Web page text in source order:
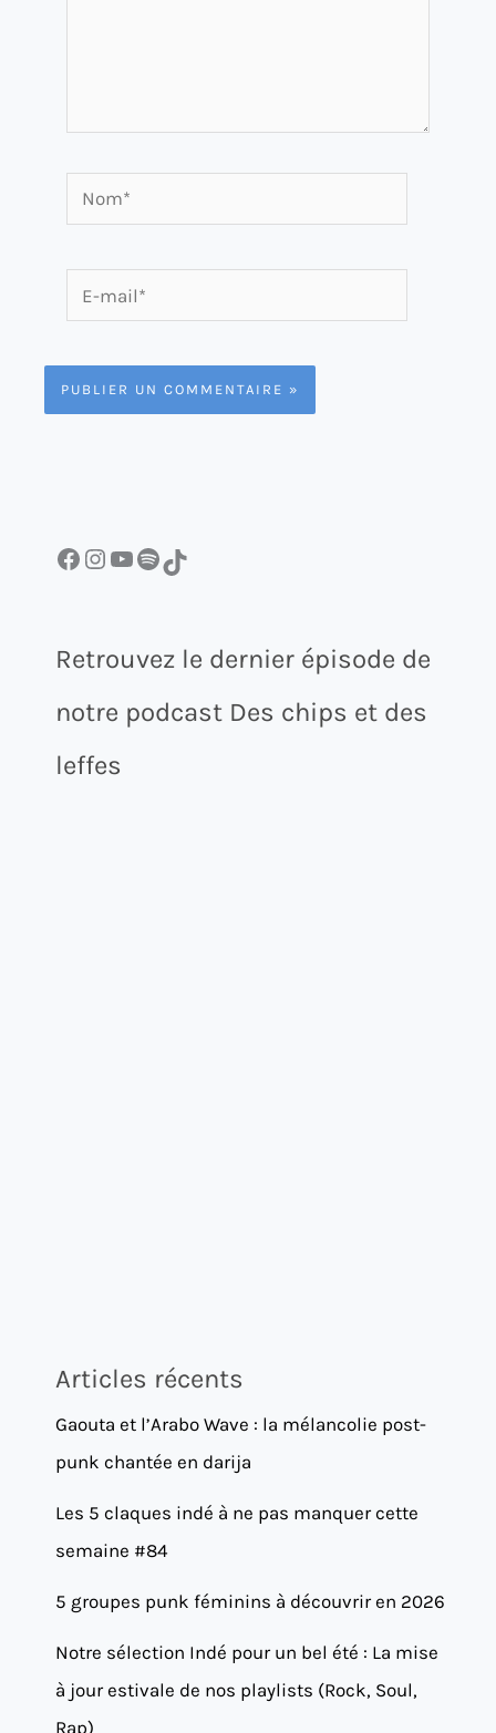
Nom*
mail*
Facebook InstagramYouTube Spotify TikTok
Retrouvez le dernier épisode de
notre podcast Des chips et des
leffes
Articles récents
Gaouta et l’Arabo Wave : la mélancolie post-
punk chantée en darija
Les 5 claques indé à ne pas manquer cette
semaine #84
5 groupes punk féminins à découvrir en 2026
Notre sélection Indé pour un bel été : La mise
à jour estivale de nos playlists (Rock, Soul,
Rap)